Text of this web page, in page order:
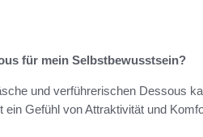
für mein Selbstbewusstsein?
und verführerischen Dessous
ein Gefühl von Attraktivität und